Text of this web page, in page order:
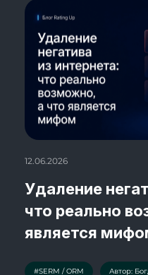
12.06.2026
Удаление
что реально
является
#SERM / ORM Автор: